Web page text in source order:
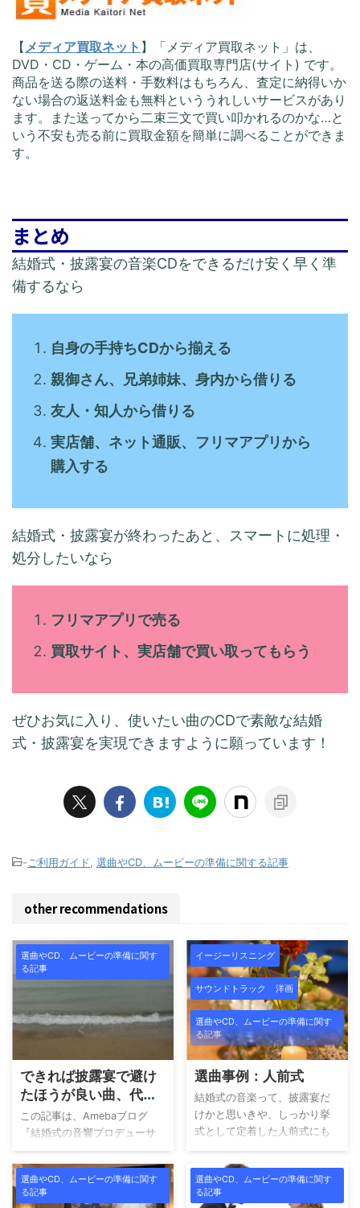
【 メディア買取ネット 】「メディア買取ネット」は、
DVD・CD・ゲーム・本の高価買取専門店(サイト) です。
商品を送る際の送料・手数料はもちろん、査定に納得いか
ない場合の返送料金も無料といううれしいサービスがあり
ます。また送ってから二束三文で買い叩かれるのかな…と
いう不安も売る前に買取金額を簡単に調べることができま
す。
まとめ
結婚式・披露宴の音楽CDをできるだけ安く早く準
備するなら
自身の手持ちCDから揃える
親御さん、兄弟姉妹、身内から借りる
友人・知人から借りる
実店舗、ネット通販、フリマアプリから
購入する
結婚式・披露宴が終わったあと、スマートに処理・
処分したいなら
フリマアプリで売る
買取サイト、実店舗で買い取ってもらう
ぜひお気に入り、使いたい曲のCDで素敵な結婚
式・披露宴を実現できますように願っています！
- ご利用ガイド 選曲やCD、ムービーの準備に関する記事
other recommendations
選曲やCD、ムービーの準備に関す
る記事
できれば披露宴で避け
たほうが良い曲、代表2
曲。
この記事は、Amebaブログ
『結婚式の音響プロデューサ
ーがすすめる、Wedding
Sound♪』の2022年2月10日
「できれば披露宴で使わない
ほうが良い曲。」の記事を加
イージーリスニング
サウンドトラック 洋画
選曲やCD、ムービーの準備に関す
る記事
選曲事例：人前式
結婚式の音楽って、披露宴だ
けかと思いきや、しっかり挙
式として定着した人前式にも
音楽は必要です。以外に、人
前式のイメージって思いつか
ない人も多いと聞きます。 そ
こで今回は、人前式の音楽を
選曲やCD、ムービーの準備に関す
る記事
選曲やCD、ムービーの準備に関す
る記事